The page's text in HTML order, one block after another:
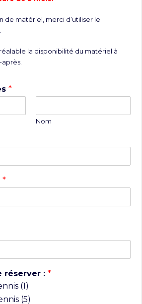
de matériel, merci d’utiliser le
la disponibilité du matériel à
*
Nom
*
réserver :*
(1)
(5)